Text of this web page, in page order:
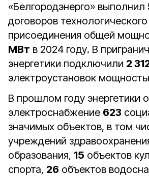
«Белгородэнерго» выполнил
договоров технологического
присоединения общей
МВт в 2024 году. В
энергетики подключили 2
электроустановок
В прошлом году энергетики
электроснабжение 623
значимых объектов, в том
учреждений
образования, 15 объектов
спорта, 26 объектов